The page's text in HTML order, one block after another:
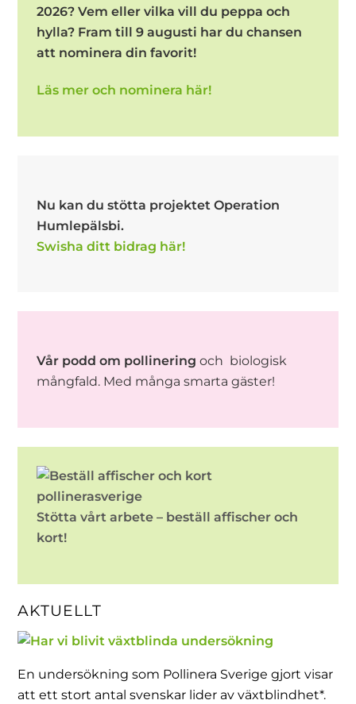
2026? Vem eller vilka vill du peppa och
hylla? Fram till 9 augusti har du chansen
att nominera din favorit!
Läs mer och nominera här!
Nu kan du stötta projektet Operation
Humlepälsbi.
Swisha ditt bidrag här!
Vår podd om pollinering och biologisk
mångfald. Med många smarta gäster!
Stötta vårt arbete – beställ affischer och
kort!
AKTUELLT
En undersökning som Pollinera Sverige gjort visar
att ett stort antal svenskar lider av växtblindhet*.